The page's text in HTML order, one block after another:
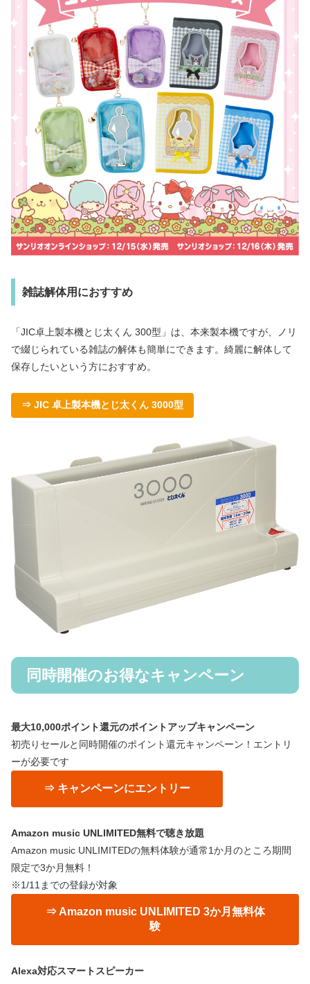
雑誌解体用におすすめ
「JIC卓上製本機とじ太くん 300型」は、本来製本機ですが、ノリ
で綴じられている雑誌の解体も簡単にできます。綺麗に解体して
保存したいという方におすすめ。
⇒ JIC 卓上製本機とじ太くん 3000型
同時開催のお得なキャンペーン
最大10,000ポイント還元のポイントアップキャンペーン
初売りセールと同時開催のポイント還元キャンペーン！エントリ
ーが必要です
⇒ キャンペーンにエントリー
Amazon music UNLIMITED無料で聴き放題
Amazon music UNLIMITEDの無料体験が通常1か月のところ期間
限定で3か月無料！
※1/11までの登録が対象
⇒ Amazon music UNLIMITED 3か月無料体
験
Alexa対応スマートスピーカー